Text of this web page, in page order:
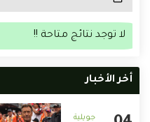
لا توجد نتائج متاحة !!
أخر الأخبار